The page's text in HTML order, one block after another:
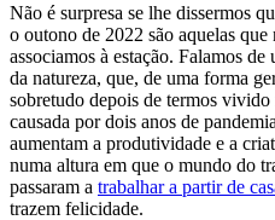
Não é surpresa se lhe dissermos
o outono de 2022 são aquelas
associamos à estação. Falamos
da natureza, que, de uma forma
sobretudo depois de termos vivido
causada por dois anos de
aumentam a produtividade e a
numa altura em que o mundo do
passaram a trabalhar a partir de
trazem felicidade.